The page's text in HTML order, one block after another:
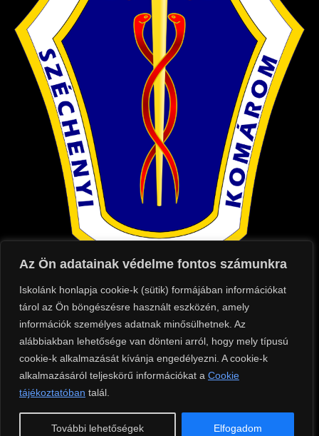
Az Ön adatainak védelme fontos számunkra
Iskolánk honlapja cookie-k (sütik) formájában információkat
tárol az Ön böngészésre használt eszközén, amely
információk személyes adatnak minősülhetnek. Az
alábbiakban lehetősége van dönteni arról, hogy mely típusú
cookie-k alkalmazását kívánja engedélyezni. A cookie-k
alkalmazásáról teljeskörű információkat a Cookie
tájékoztatóban talál.
További lehetőségek Elfogadom
Kapcsolat
Cím: 2900 Komárom, Táncsics Mihály utca
Telefon: +36 (70) 684 8500
Tanári telefonszáma: +36 (70) 684 8504
E-mail: iroda@szixi.hu